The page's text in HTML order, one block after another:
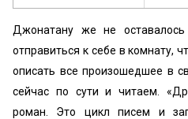
Джонатану же не
отправиться к себе в комнату,
описать все произошедшее в
сейчас по сути и читаем.
роман. Это цикл писем и